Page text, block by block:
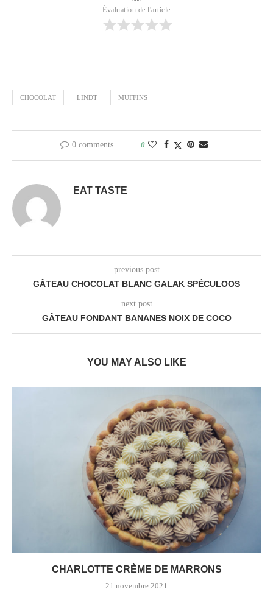
Évaluation de l'article
CHOCOLAT LINDT MUFFINS
0 comments 0
EAT TASTE
previous post
GÂTEAU CHOCOLAT BLANC GALAK SPÉCULOOS
next post
GÂTEAU FONDANT BANANES NOIX DE COCO
YOU MAY ALSO LIKE
CHARLOTTE CRÈME DE MARRONS
21 novembre 2021